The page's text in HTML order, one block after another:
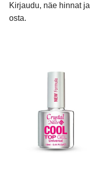
Kirjaudu, näe hinnat ja
osta.